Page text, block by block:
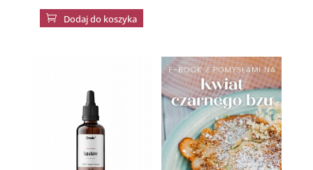
 Dodaj do koszyka